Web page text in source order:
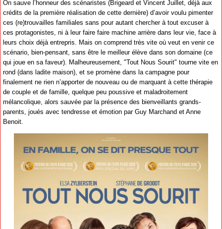
On sauve l’honneur des scénaristes (Brigeard et Vincent Juillet, déjà aux
crédits de la première réalisation de cette dernière) d’avoir voulu pimenter
ces (re)trouvailles familiales sans pour autant chercher à tout excuser à
ces protagonistes, ni à leur faire faire machine arrière dans leur vie, face à
leurs choix déjà entrepris. Mais on comprend très vite où veut en venir ce
scénario, bien-pensant, sans être le meilleur élève dans son domaine (ce
qui joue en sa faveur). Malheureusement, "Tout Nous Sourit" tourne vite en
rond (dans ladite maison), et se promène dans la campagne pour
finalement ne rien n’apporter de nouveau ou de marquant à cette thérapie
de couple et de famille, quelque peu poussive et maladroitement
mélancolique, alors sauvée par la présence des bienveillants grands-
parents, joués avec tendresse et émotion par Guy Marchand et Anne
Benoit.